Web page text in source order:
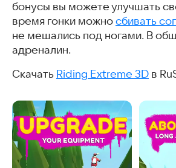
бонусы вы можете улучшать
время гонки можно сбивать
не мешались под ногами. В
адреналин.
Скачать Riding Extreme 3D в